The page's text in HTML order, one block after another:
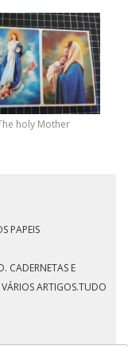
holy Mother
PAPEIS
CADERNETAS E
ARTIGOS.TUDO